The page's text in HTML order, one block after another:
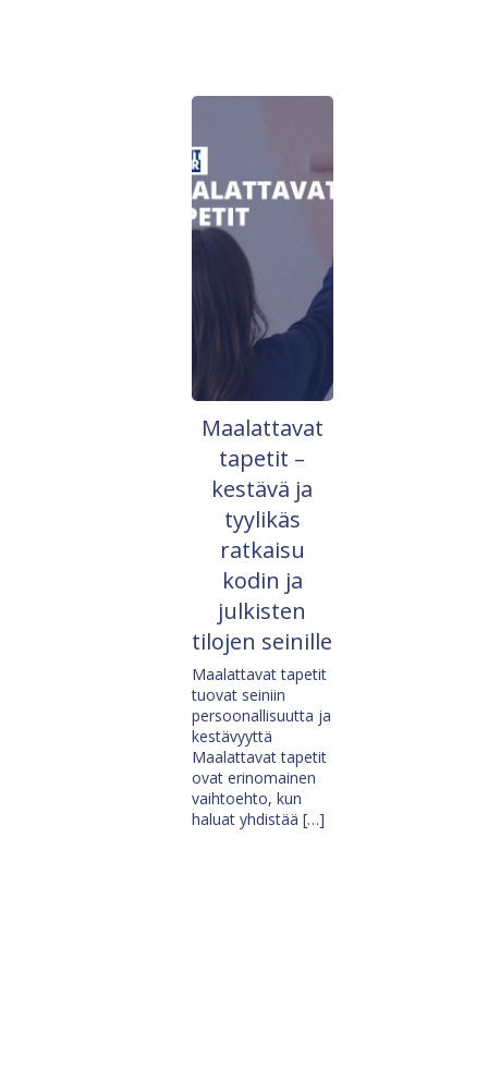
Maalattavat
tapetit –
kestävä ja
tyylikäs
ratkaisu
kodin ja
julkisten
tilojen seinille
Maalattavat tapetit
tuovat seiniin
persoonallisuutta ja
kestävyyttä
Maalattavat tapetit
ovat erinomainen
vaihtoehto, kun
haluat yhdistää […]